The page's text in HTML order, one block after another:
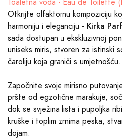
Toaletna voda - Eau de Toilette
Otkrijte olfaktornu kompoziciju
harmoniju i eleganciju - Kirka
sada dostupan u ekskluzivnoj
uniseks miris, stvoren za istinski
čaroliju koja graniči s umjetnošću.
Započnite svoje mirisno
pršte od egzotične marakuje,
dok se svježina lista i pupoljka
kruške i toplim zrnima peska,
dojam.